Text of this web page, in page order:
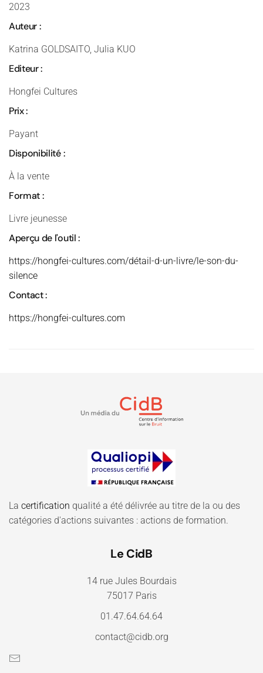
2023
Auteur :
Katrina GOLDSAITO, Julia KUO
Editeur :
Hongfei Cultures
Prix :
Payant
Disponibilité :
À la vente
Format :
Livre jeunesse
Aperçu de l'outil :
https://hongfei-cultures.com/détail-d-un-livre/le-son-du-
silence
Contact :
https://hongfei-cultures.com
La certification qualité a été délivrée au titre de la ou des
catégories d'actions suivantes : actions de formation.
Le CidB
14 rue Jules Bourdais
75017 Paris
01.47.64.64.64
contact@cidb.org